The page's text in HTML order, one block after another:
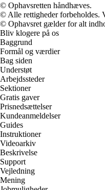
© Ophavsretten håndhæves.
© Alle rettigheder forbeholdes.
© Ophavsret gælder for alt
Bliv klogere på os
Baggrund
Formål og værdier
Bag siden
Understøt
Arbejdssteder
Sektioner
Gratis gaver
Prisnedsættelser
Kundeanmeldelser
Guides
Instruktioner
Videoarkiv
Beskrivelse
Support
Vejledning
Mening